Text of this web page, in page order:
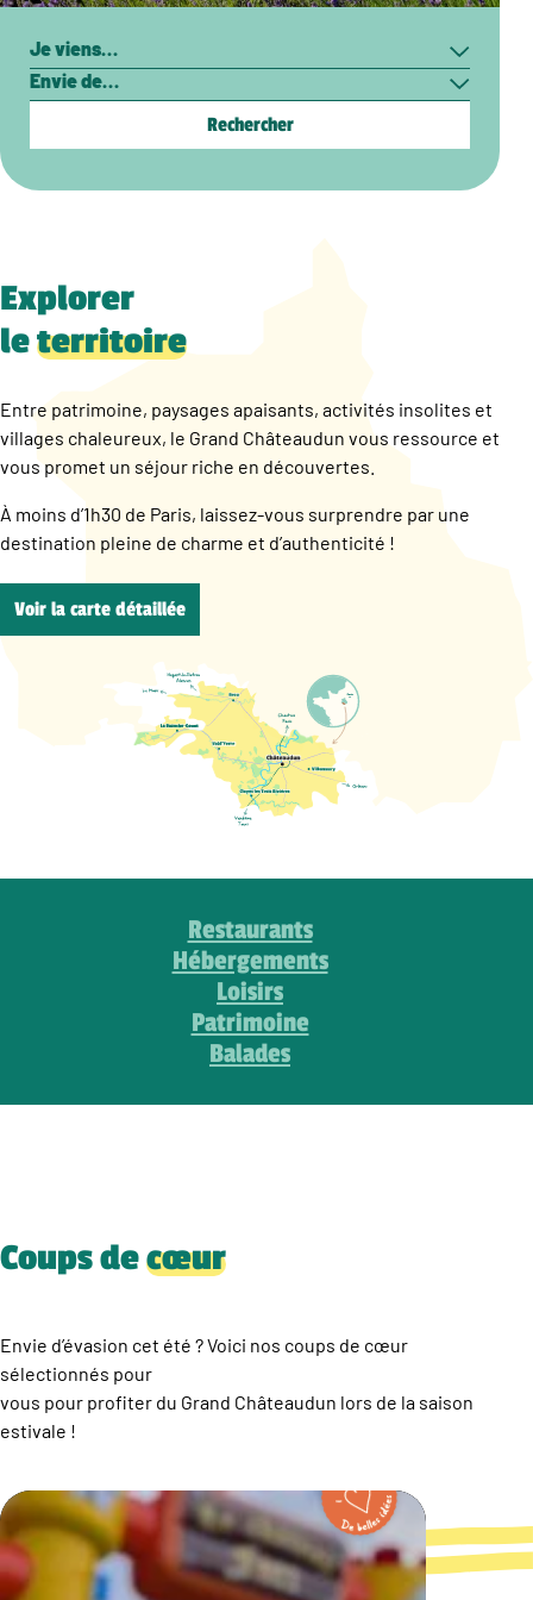
Rechercher
Explorer
leterritoire
Entre patrimoine, paysages apaisants, activités insolites et
villages chaleureux, le Grand Châteaudun vous ressource et
vous promet un séjour riche en découvertes.
À moins d’1h30 de Paris, laissez-vous surprendre par une
destination pleine de charme et d’authenticité !
Voir la carte détaillée
Restaurants
Hébergements
Loisirs
Patrimoine
Balades
Coups decœur
Envie d’évasion cet été ? Voici nos coups de cœur
sélectionnés pour
vous pour profiter du Grand Châteaudun lors de la saison
estivale !